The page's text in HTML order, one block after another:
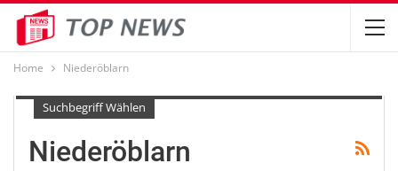
Home Niederöblarn
Suchbegriff Wählen
Niederöblarn